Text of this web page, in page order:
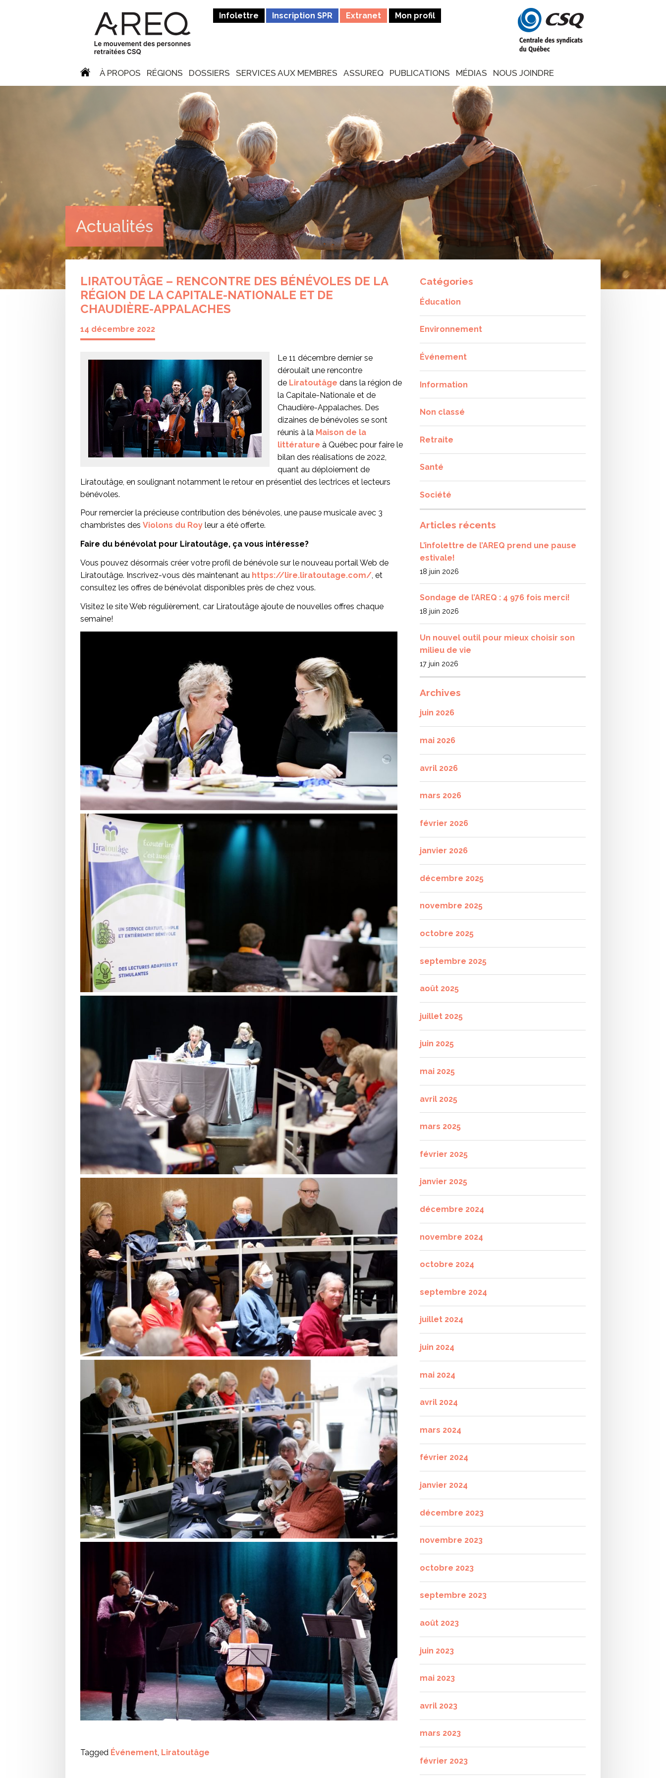
Infolettre Inscription SPR Extranet Mon profil
À PROPOS RÉGIONS DOSSIERS SERVICES AUX MEMBRES ASSUREQ PUBLICATIONS MÉDIAS NOUS JOINDRE
Actualités
LIRATOUTÂGE – RENCONTRE DES BÉNÉVOLES DE LA
RÉGION DE LA CAPITALE-NATIONALE ET DE
CHAUDIÈRE-APPALACHES
14 décembre 2022
Le 11 décembre dernier se
déroulait une rencontre
de Liratoutâge dans la région de
la Capitale-Nationale et de
Chaudière-Appalaches. Des
dizaines de bénévoles se sont
réunis à la Maison de la
littérature à Québec pour faire le
bilan des réalisations de 2022,
quant au déploiement de
Liratoutâge, en soulignant notamment le retour en présentiel des lectrices et lecteurs
bénévoles.
Pour remercier la précieuse contribution des bénévoles, une pause musicale avec 3
chambristes des Violons du Roy leur a été offerte.
Faire du bénévolat pour Liratoutâge, ça vous intéresse?
Vous pouvez désormais créer votre profil de bénévole sur le nouveau portail Web de
Liratoutâge. Inscrivez-vous dès maintenant au https://lire.liratoutage.com/, et
consultez les offres de bénévolat disponibles près de chez vous.
Visitez le site Web régulièrement, car Liratoutâge ajoute de nouvelles offres chaque
semaine!
Tagged Événement, Liratoutâge
Catégories
Éducation
Environnement
Événement
Information
Non classé
Retraite
Santé
Société
Articles récents
L’infolettre de l’AREQ prend une pause
estivale!
18 juin 2026
Sondage de l’AREQ : 4 976 fois merci!
18 juin 2026
Un nouvel outil pour mieux choisir son
milieu de vie
17 juin 2026
Archives
juin 2026
mai 2026
avril 2026
mars 2026
février 2026
janvier 2026
décembre 2025
novembre 2025
octobre 2025
septembre 2025
août 2025
juillet 2025
juin 2025
mai 2025
avril 2025
mars 2025
février 2025
janvier 2025
décembre 2024
novembre 2024
octobre 2024
septembre 2024
juillet 2024
juin 2024
mai 2024
avril 2024
mars 2024
février 2024
janvier 2024
décembre 2023
novembre 2023
octobre 2023
septembre 2023
août 2023
juin 2023
mai 2023
avril 2023
mars 2023
février 2023